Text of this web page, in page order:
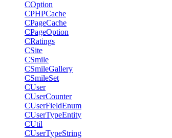
COption
CPHPCache
CPageCache
CPageOption
CRatings
CSite
CSmile
CSmileGallery
CSmileSet
CUser
CUserCounter
CUserFieldEnum
CUserTypeEntity
CUtil
CUserTypeString